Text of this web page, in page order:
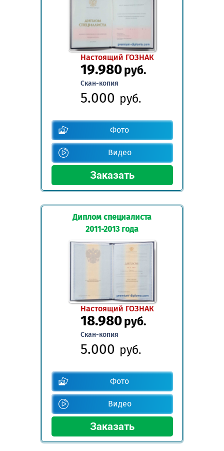
Настоящий ГОЗНАК
19.980руб.
Скан-копия
5.000 руб.
Фото
Видео
Диплом специалиста
2011-2013 года
Настоящий ГОЗНАК
18.980руб.
Скан-копия
5.000 руб.
Фото
Видео